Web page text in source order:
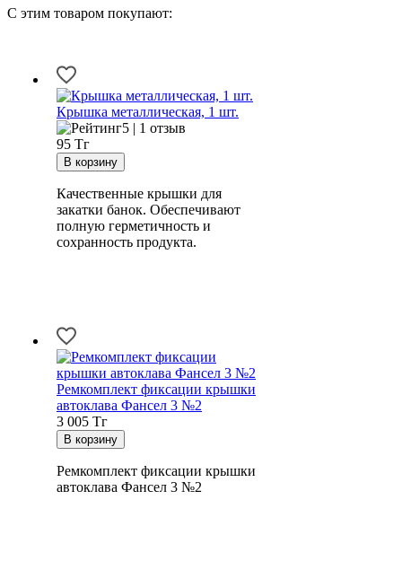
С этим товаром покупают:
Крышка металлическая, 1 шт.
5 | 1 отзыв
95 Тг
Качественные крышки для
закатки банок. Обеспечивают
полную герметичность и
сохранность продукта.
Ремкомплект фиксации крышки
автоклава Фансел 3 №2
3 005 Тг
Ремкомплект фиксации крышки
автоклава Фансел 3 №2